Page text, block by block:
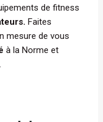
de fitness
Faites
mesure de vous
à la Norme et